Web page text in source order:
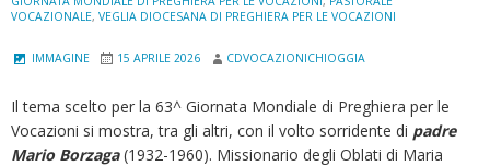
VOCAZIONALE, VEGLIA DIOCESANA DI PREGHIERA PER LE VOCAZIONI
IMMAGINE 15 APRILE 2026 CDVOCAZIONICHIOGGIA
Il tema scelto per la 63^ Giornata Mondiale di Preghiera per le
Vocazioni si mostra, tra gli altri, con il volto sorridente di padre
Mario Borzaga(1932-1960). Missionario degli Oblati di Maria